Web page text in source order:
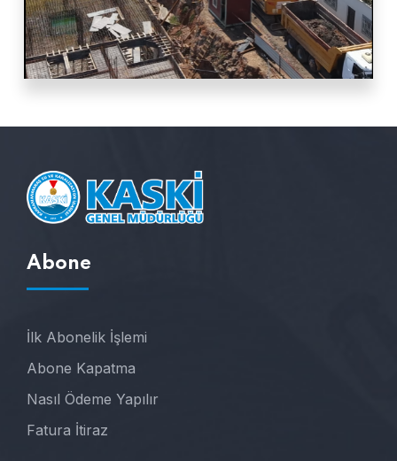
Abone
İlk Abonelik İşlemi
Abone Kapatma
Nasıl Ödeme Yapılır
Fatura İtiraz